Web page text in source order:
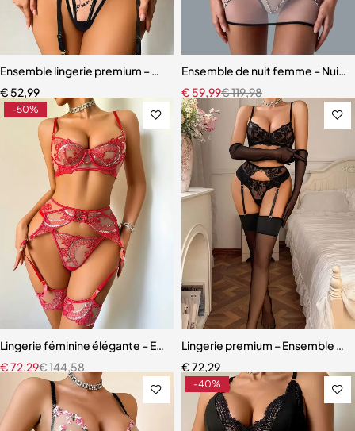
Ensemble lingerie premium – Dentelle fine, maille légère et effet
€ 52,99
Ensemble de nuit femme –
€119,98
€ 59,99
-50%
Lingerie féminine élégante – Ensemble avec porte-jarretelles et
€144,58
€72,29
Lingerie premium – Ensemble
€72,29
-40%